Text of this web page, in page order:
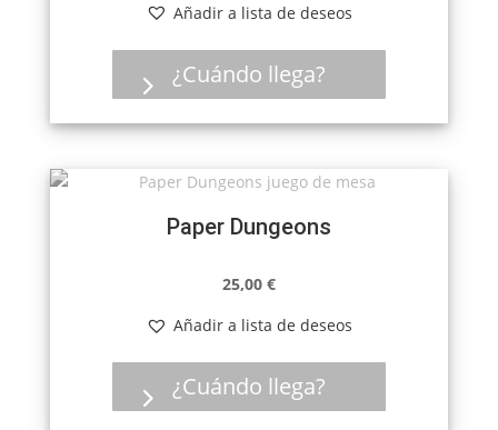
Añadir a lista de deseos
¿Cuándo llega?
Paper Dungeons
25,00 €
Añadir a lista de deseos
¿Cuándo llega?